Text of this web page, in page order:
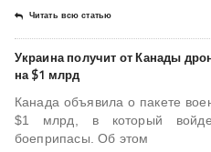
Читать всю статью
Украина получит от Канады
на $1 млрд
Канада объявила о пакете
$1 млрд, в который
боеприпасы. Об этом